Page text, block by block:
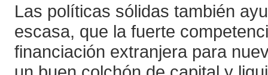
Las políticas sólidas también
escasa, que la fuerte
financiación extranjera para